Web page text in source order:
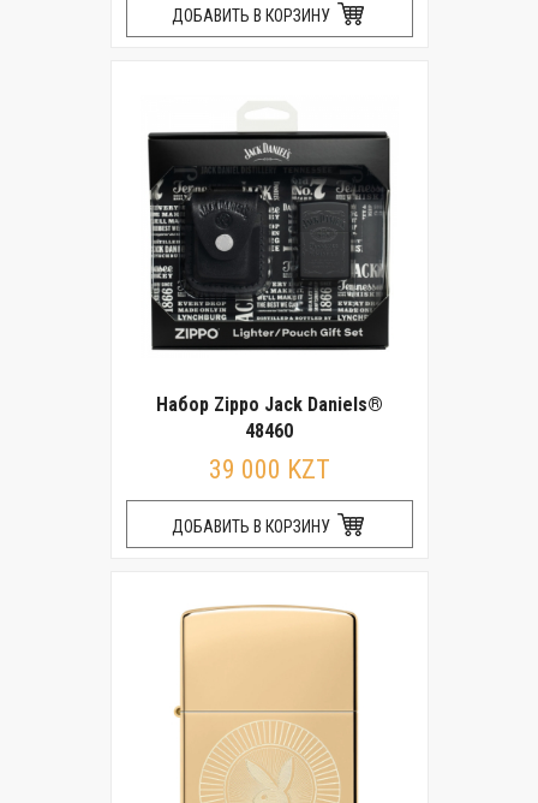
ДОБАВИТЬ В КОРЗИНУ
Набор Zippo Jack Daniels®
48460
39 000 KZT
ДОБАВИТЬ В КОРЗИНУ